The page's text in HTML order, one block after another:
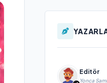
Editör
Yonca